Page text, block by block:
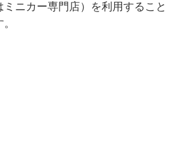
ニカー専門店）を利用すること